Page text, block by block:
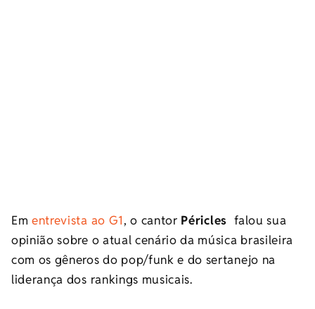
Ementrevista ao G1, o cantor Péricles falou sua
opinião sobre o atual cenário da música brasileira
com os gêneros do pop/funk e do sertanejo na
liderança dos rankings musicais.